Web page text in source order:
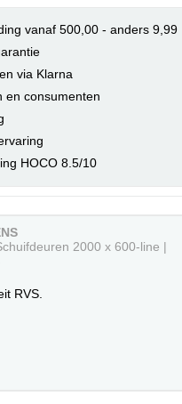
vanaf 500,00 - anders 9,99
via Klarna
en consumenten
HOCO 8.5/10
2000 x 600-line |
RVS.